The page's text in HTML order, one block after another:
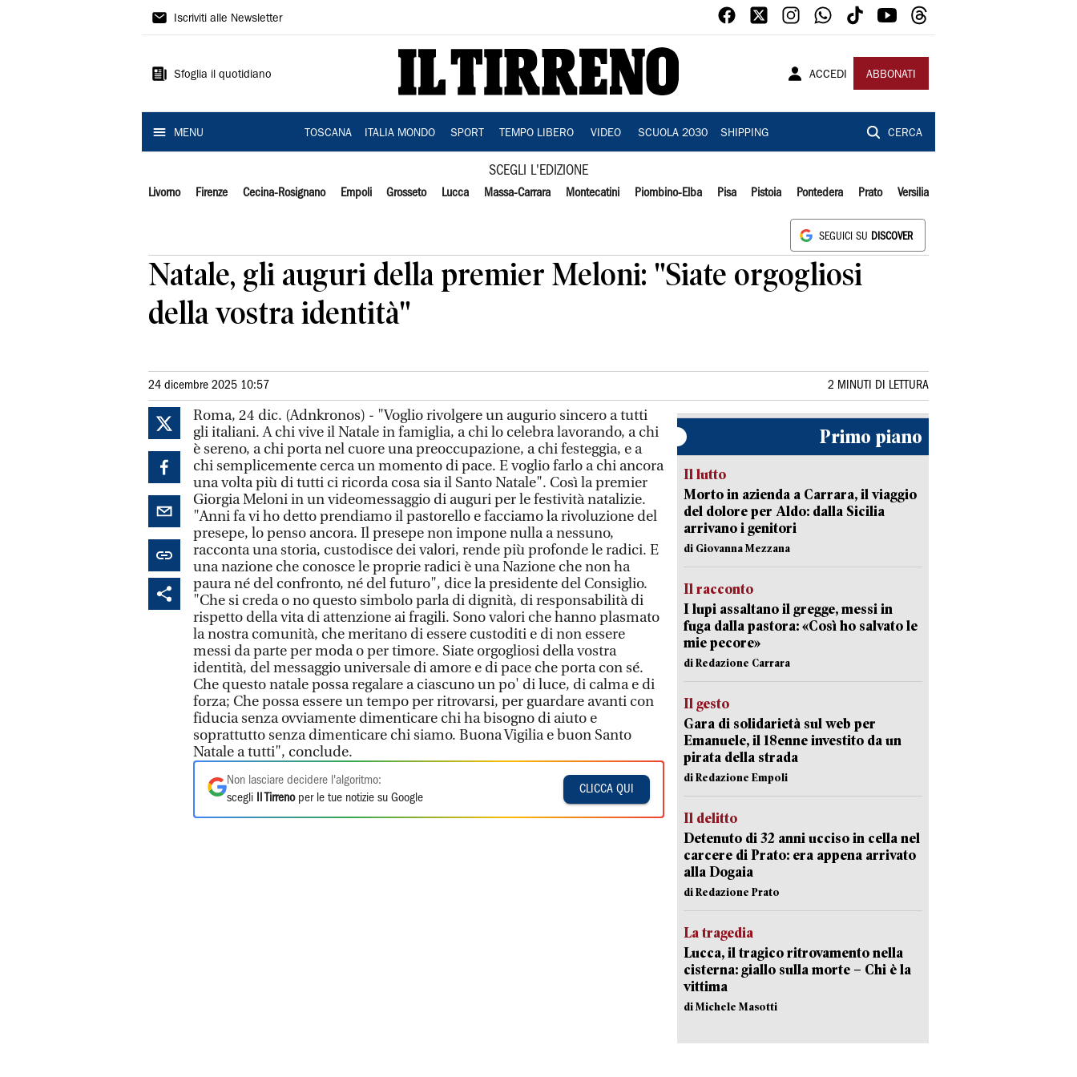
Il
Iscriviti alle Newsletter
Sfoglia il quotidiano ACCEDI ABBONATI
MENU TOSCANA ITALIA MONDO SPORT TEMPO LIBERO VIDEO SCUOLA 2030 SHIPPING CERCA
SCEGLI L'EDIZIONE
Livorno Firenze Cecina-Rosignano Empoli Grosseto Lucca Massa-Carrara Montecatini Piombino-Elba Pisa Pistoia Pontedera Prato Versilia
SEGUICI SU DISCOVER
Natale, gli auguri della premier Meloni: "Siate orgogliosi
della vostra identità"
24 dicembre 2025 10:57 2 MINUTI DI LETTURA
Roma, 24 dic. (Adnkronos) - "Voglio rivolgere un augurio sincero a tutti
gli italiani. A chi vive il Natale in famiglia, a chi lo celebra lavorando, a chi
è sereno, a chi porta nel cuore una preoccupazione, a chi festeggia, e a
chi semplicemente cerca un momento di pace. E voglio farlo a chi ancora
una volta più di tutti ci ricorda cosa sia il Santo Natale". Così la premier
Giorgia Meloni in un videomessaggio di auguri per le festività natalizie.
"Anni fa vi ho detto prendiamo il pastorello e facciamo la rivoluzione del
presepe, lo penso ancora. Il presepe non impone nulla a nessuno,
racconta una storia, custodisce dei valori, rende più profonde le radici. E
una nazione che conosce le proprie radici è una Nazione che non ha
paura né del confronto, né del futuro", dice la presidente del Consiglio.
"Che si creda o no questo simbolo parla di dignità, di responsabilità di
rispetto della vita di attenzione ai fragili. Sono valori che hanno plasmato
la nostra comunità, che meritano di essere custoditi e di non essere
messi da parte per moda o per timore. Siate orgogliosi della vostra
identità, del messaggio universale di amore e di pace che porta con sé.
Che questo natale possa regalare a ciascuno un po' di luce, di calma e di
forza; Che possa essere un tempo per ritrovarsi, per guardare avanti con
fiducia senza ovviamente dimenticare chi ha bisogno di aiuto e
soprattutto senza dimenticare chi siamo. Buona Vigilia e buon Santo
Natale a tutti", conclude.
Non lasciare decidere l'algoritmo:
scegli
Il Tirrenoper le tue notizie su Google
CLICCA QUI
Primo piano
Il lutto
Morto in azienda a Carrara, il viaggio
del dolore per Aldo: dalla Sicilia
arrivano i genitori
di Giovanna Mezzana
Il racconto
I lupi assaltano il gregge, messi in
fuga dalla pastora: «Così ho salvato le
mie pecore»
di Redazione Carrara
Il gesto
Gara di solidarietà sul web per
Emanuele, il 18enne investito da un
pirata della strada
di Redazione Empoli
Il delitto
Detenuto di 32 anni ucciso in cella nel
carcere di Prato: era appena arrivato
alla Dogaia
di Redazione Prato
La tragedia
Lucca, il tragico ritrovamento nella
cisterna: giallo sulla morte – Chi è la
vittima
di Michele Masotti